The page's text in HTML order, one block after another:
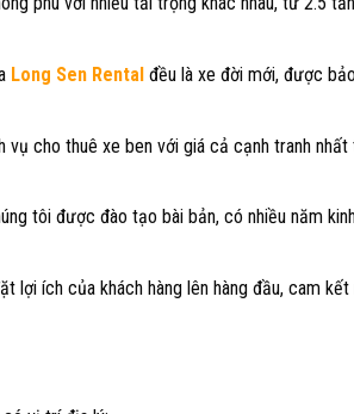
Long Sen Rental đều là xe đời mới, được
cho thuê xe ben với giá cả cạnh tranh
tôi được đào tạo bài bản, có nhiều năm
lợi ích của khách hàng lên hàng đầu, cam